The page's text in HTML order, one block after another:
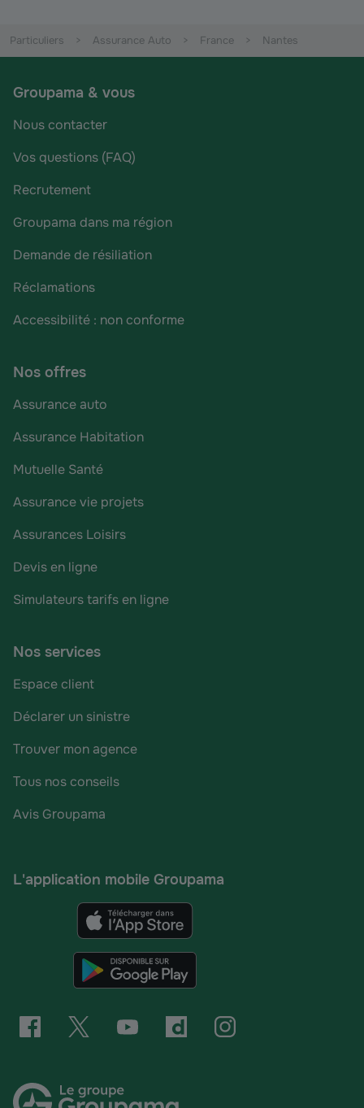
Particuliers Assurance Auto France Nantes
Groupama & vous
Nous contacter
Vos questions (FAQ)
Recrutement
Groupama dans ma région
Demande de résiliation
Réclamations
Accessibilité : non conforme
Nos offres
Assurance auto
Assurance Habitation
Mutuelle Santé
Assurance vie projets
Assurances Loisirs
Devis en ligne
Simulateurs tarifs en ligne
Nos services
Espace client
Déclarer un sinistre
Trouver mon agence
Tous nos conseils
Avis Groupama
L'application mobile Groupama